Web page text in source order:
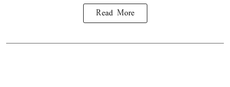
Read More